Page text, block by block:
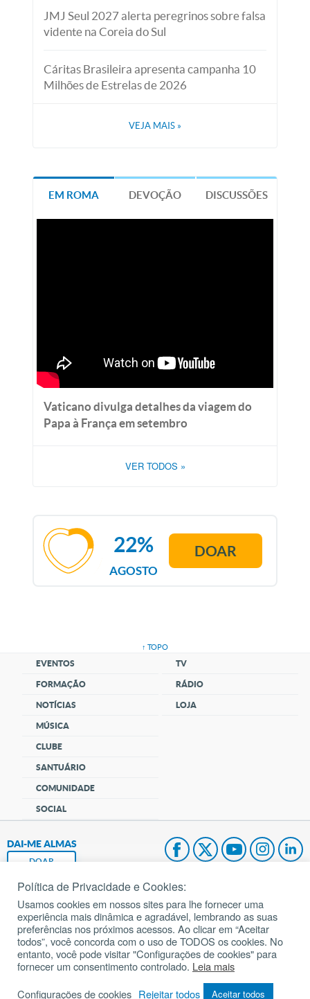
JMJ Seul 2027 alerta peregrinos sobre falsa
vidente na Coreia do Sul
Cáritas Brasileira apresenta campanha 10
Milhões de Estrelas de 2026
VEJA MAIS »
EM ROMA DEVOÇÃO DISCUSSÕES
Vaticano divulga detalhes da viagem do
Papa à França em setembro
VER TODOS »
AGOSTO
22% DOAR
↑ TOPO
EVENTOS
FORMAÇÃO
NOTÍCIAS
MÚSICA
CLUBE
SANTUÁRIO
COMUNIDADE
SOCIAL
TV
RÁDIO
LOJA
DAI-ME ALMAS
DOAR
Fundação João Paulo II
Pedido de Oração
Mapa do site
Política de Privacidade e Cookies:
Usamos cookies em nossos sites para lhe fornecer uma
experiência mais dinâmica e agradável, lembrando as suas
preferências nos próximos acessos. Ao clicar em “Aceitar
todos”, você concorda com o uso de TODOS os cookies. No
entanto, você pode visitar "Configurações de cookies" para
fornecer um consentimento controlado. Leia mais
Configurações de cookies Rejeitar todos Aceitar todos